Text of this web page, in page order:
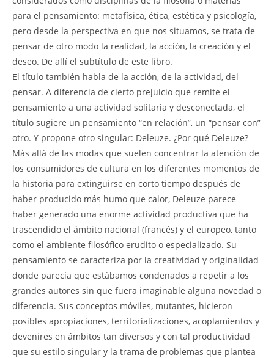
para el pensamiento: metafísica, ética, estética y psicología,
pero desde la perspectiva en que nos situamos, se trata de
pensar de otro modo la realidad, la acción, la creación y el
deseo. De allí el subtítulo de este libro.
El título también habla de la acción, de la actividad, del
pensar. A diferencia de cierto prejuicio que remite el
pensamiento a una actividad solitaria y desconectada, el
título sugiere un pensamiento “en relación”, un “pensar con”
otro. Y propone otro singular: Deleuze. ¿Por qué Deleuze?
Más allá de las modas que suelen concentrar la atención de
los consumidores de cultura en los diferentes momentos de
la historia para extinguirse en corto tiempo después de
haber producido más humo que calor, Deleuze parece
haber generado una enorme actividad productiva que ha
trascendido el ámbito nacional (francés) y el europeo, tanto
como el ambiente filosófico erudito o especializado. Su
pensamiento se caracteriza por la creatividad y originalidad
donde parecía que estábamos condenados a repetir a los
grandes autores sin que fuera imaginable alguna novedad o
diferencia. Sus conceptos móviles, mutantes, hicieron
posibles apropiaciones, territorializaciones, acoplamientos y
devenires en ámbitos tan diversos y con tal productividad
que su estilo singular y la trama de problemas que plantea